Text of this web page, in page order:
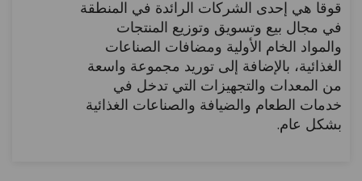
قوقا هي إحدى الشركات الرائدة في المنطقة
في مجال بيع وتسويق وتوزيع المنتجات
والمواد الخام الأولية ومضافات الصناعات
الغذائية، بالإضافة إلى توريد مجموعة واسعة
من المعدات والتجهيزات التي تدخل في
خدمات الطعام والضيافة والصناعات الغذائية
بشكل عام.